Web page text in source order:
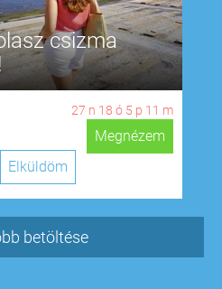
csizma
27 n 18 ó 5 p 10 m
Megnézem
Elküldöm
betöltése